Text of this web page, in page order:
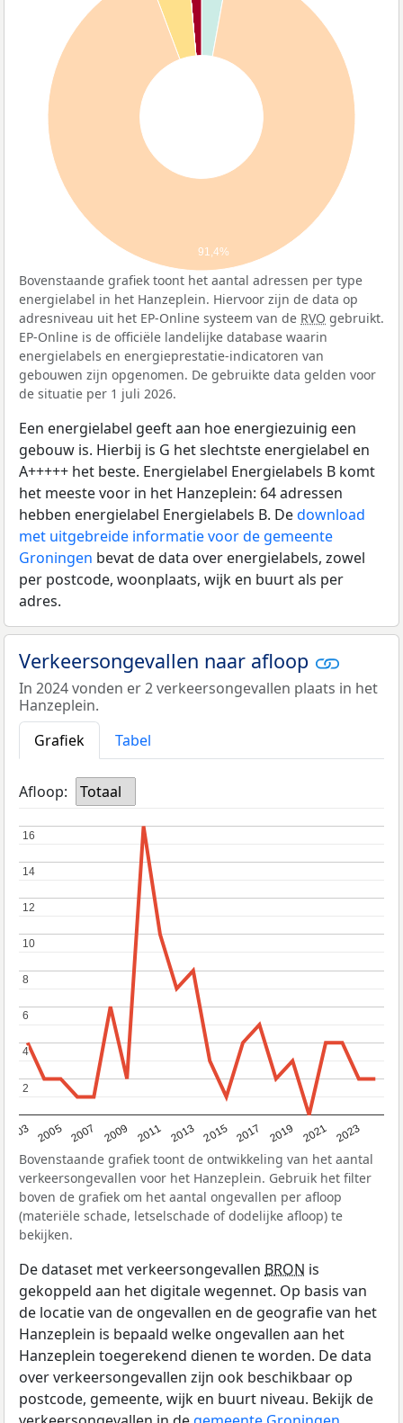
91,4%
Bovenstaande grafiek toont het aantal adressen per type
energielabel in het Hanzeplein. Hiervoor zijn de data op
adresniveau uit het EP-Online systeem van de RVO gebruikt.
EP-Online is de officiële landelijke database waarin
energielabels en energieprestatie-indicatoren van
gebouwen zijn opgenomen. De gebruikte data gelden voor
de situatie per 1 juli 2026.
Een energielabel geeft aan hoe energiezuinig een
gebouw is. Hierbij is G het slechtste energielabel en
A+++++ het beste. Energielabel Energielabels B komt
het meeste voor in het Hanzeplein: 64 adressen
hebben energielabel Energielabels B. Dedownload
met uitgebreide informatie voor de gemeente
Groningen bevat de data over energielabels, zowel
per postcode, woonplaats, wijk en buurt als per
adres.
Verkeersongevallen naar afloop
In 2024 vonden er 2 verkeersongevallen plaats in het
Hanzeplein.
Grafiek
Tabel
Afloop: Totaal
2003 2005 2007 2009 2011 2013 2015 2017 2019 2021 2023
2
2
4
4
6
6
8
8
10
10
12
12
14
14
16
16
Bovenstaande grafiek toont de ontwikkeling van het aantal
verkeersongevallen voor het Hanzeplein. Gebruik het filter
boven de grafiek om het aantal ongevallen per afloop
(materiële schade, letselschade of dodelijke afloop) te
bekijken.
De dataset met verkeersongevallen BRON is
gekoppeld aan het digitale wegennet. Op basis van
de locatie van de ongevallen en de geografie van het
Hanzeplein is bepaald welke ongevallen aan het
Hanzeplein toegerekend dienen te worden. De data
over verkeersongevallen zijn ook beschikbaar op
postcode, gemeente, wijk en buurt niveau. Bekijk de